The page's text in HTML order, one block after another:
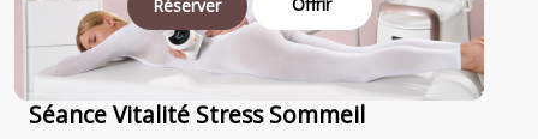
Réserver
Séance Vitalité Stress Sommeil